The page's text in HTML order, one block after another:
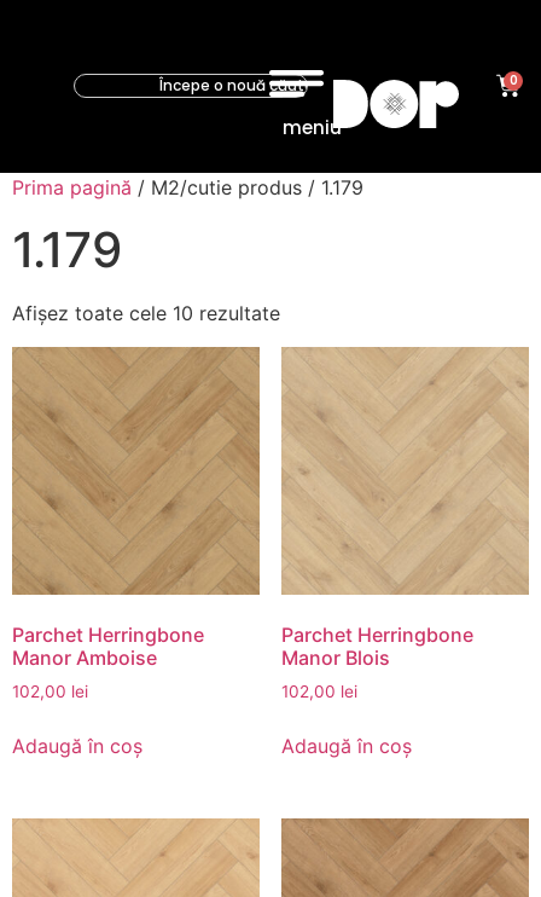
meniu
0
Prima pagină / M2/cutie produs / 1.179
1.179
Afișez toate cele 10 rezultate
Parchet Herringbone
Manor Amboise
102,00 lei
Adaugă în coș
Parchet Herringbone
Manor Blois
102,00 lei
Adaugă în coș